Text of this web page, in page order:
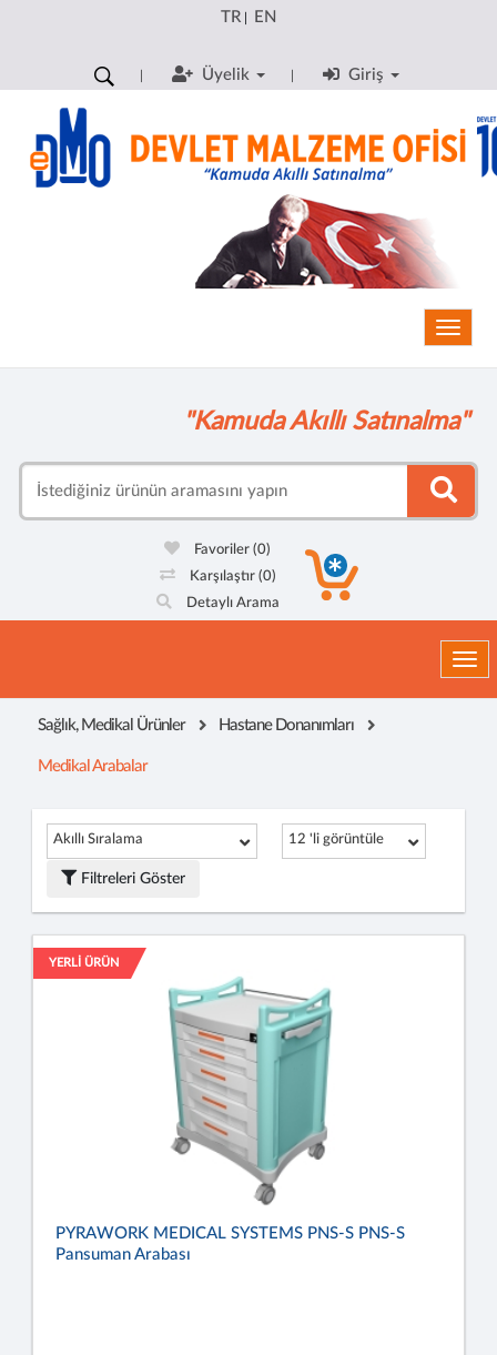
TR| EN
Üyelik Giriş
"Kamuda Akıllı Satınalma"
Favoriler(0)
Karşılaştır (0)
Detaylı Arama
Sağlık, Medikal Ürünler Hastane Donanımları
Medikal Arabalar
Akıllı Sıralama 12 'li görüntüle
Filtreleri Göster
YERLİ ÜRÜN
PYRAWORK MEDICAL SYSTEMS PNS-S PNS-S
Pansuman Arabası